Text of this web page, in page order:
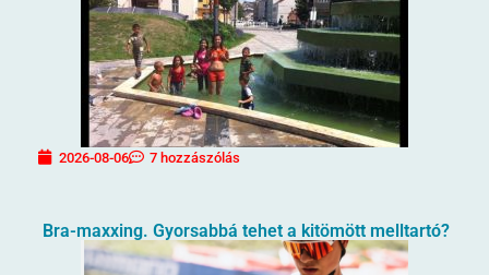
2026-08-06 7 hozzászólás
Bra-maxxing. Gyorsabbá tehet a kitömött melltartó?